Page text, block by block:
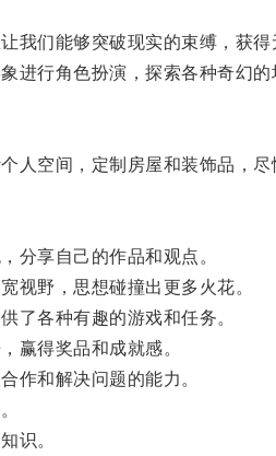
们能够突破现实的束缚，获得
行角色扮演，探索各种奇幻的
空间，定制房屋和装饰品，尽
享自己的作品和观点。
野，思想碰撞出更多火花。
各种有趣的游戏和任务。
得奖品和成就感。
和解决问题的能力。
识。